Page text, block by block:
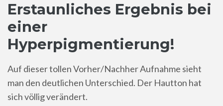
Erstaunliches Ergebnis bei
einer
Hyperpigmentierung!
Auf dieser tollen Vorher/Nachher Aufnahme sieht
man den deutlichen Unterschied. Der Hautton hat
sich völlig verändert.